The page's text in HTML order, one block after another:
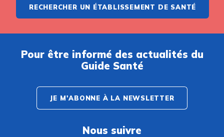
RECHERCHER UN ÉTABLISSEMENT DE SANTÉ
Pour être informé des actualités du
Guide Santé
JE M'ABONNE À LA NEWSLETTER
Nous suivre